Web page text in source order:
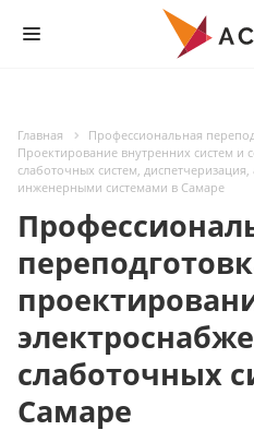
Главная Профессиональная
Проектирование внутренних систем и
слаботочных систем,
инженерными системами в Самаре
слаботочных
Самаре